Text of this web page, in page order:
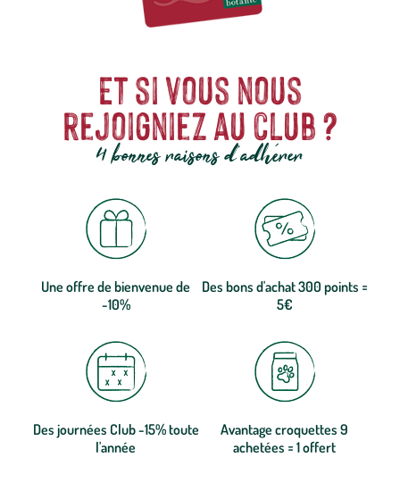
Et si vous nous
rejoigniez au club ?
4 bonnes raisons d'adhérer
Une offre de bienvenue de
-10%
Des bons d'achat 300 points =
5€
Des journées Club -15% toute
l'année
Avantage croquettes 9
achetées = 1 offert